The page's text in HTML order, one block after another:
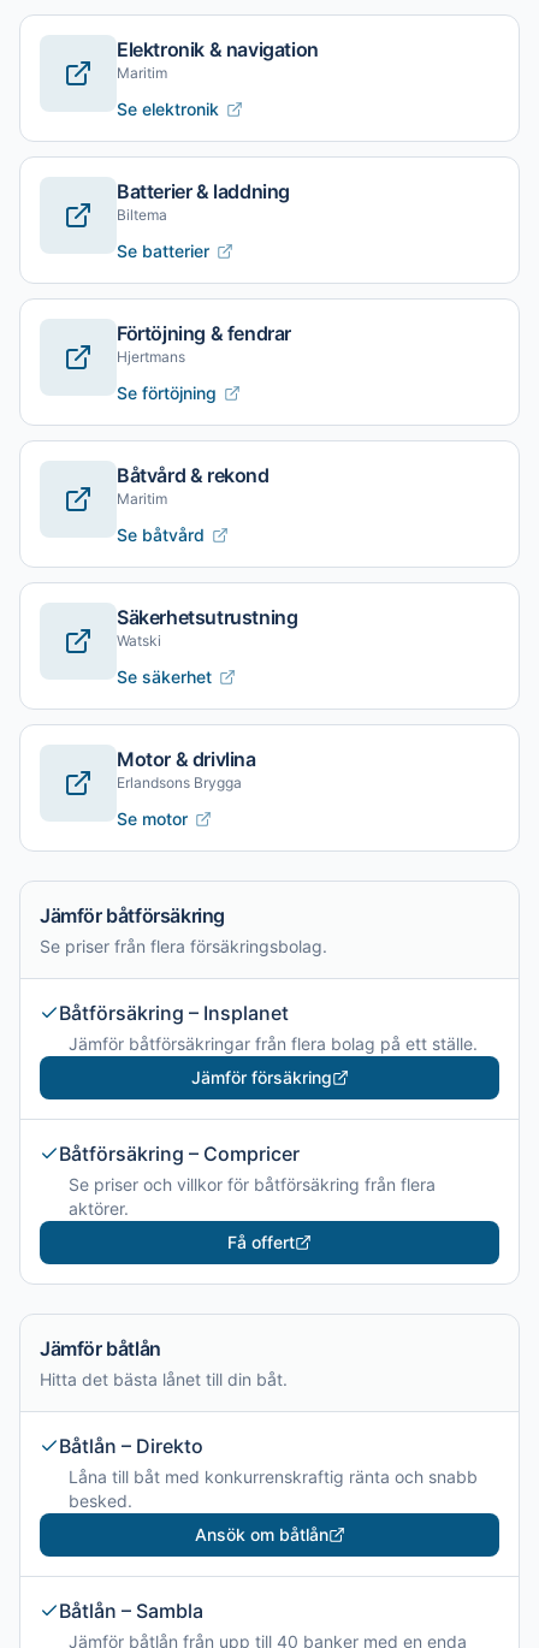
Elektronik & navigation
Maritim
Se elektronik
Batterier & laddning
Biltema
Se batterier
Förtöjning & fendrar
Hjertmans
Se förtöjning
Båtvård & rekond
Maritim
Se båtvård
Säkerhetsutrustning
Watski
Se säkerhet
Motor & drivlina
Erlandsons Brygga
Se motor
Jämför båtförsäkring
Se priser från flera försäkringsbolag.
Båtförsäkring – Insplanet
Jämför båtförsäkringar från flera bolag på ett ställe.
Jämför försäkring
Båtförsäkring – Compricer
Se priser och villkor för båtförsäkring från flera
aktörer.
Få offert
Jämför båtlån
Hitta det bästa lånet till din båt.
Båtlån – Direkto
Låna till båt med konkurrenskraftig ränta och snabb
besked.
Ansök om båtlån
Båtlån – Sambla
Jämför båtlån från upp till 40 banker med en enda